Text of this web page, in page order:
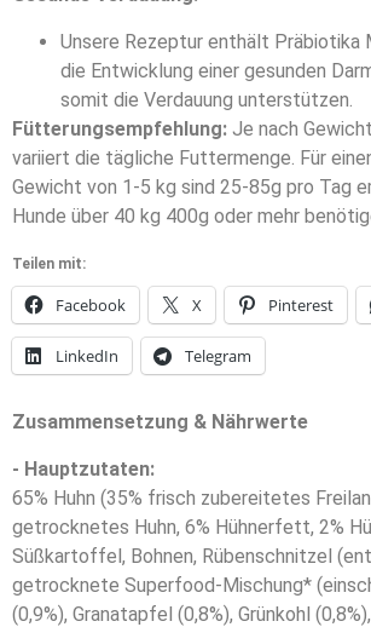
Unsere Rezeptur enthält Präbiotika
die Entwicklung einer gesunden
somit die Verdauung unterstützen.
Fütterungsempfehlung: Je nach
variiert die tägliche Futtermenge. Für
Gewicht von 1-5 kg sind 25-85g pro Tag
Hunde über 40 kg 400g oder mehr
Teilen mit:
Facebook X Pinterest
LinkedIn Telegram
Zusammensetzung & Nährwerte
- Hauptzutaten:
65% Huhn (35% frisch zubereitetes
getrocknetes Huhn, 6% Hühnerfett, 2%
Süßkartoffel, Bohnen, Rübenschnitzel
getrocknete Superfood-Mischung*
(0,9%), Granatapfel (0,8%), Grünkohl